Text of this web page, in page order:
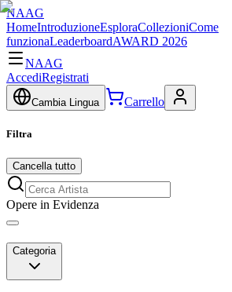
NAAG
HomeIntroduzioneEsploraCollezioniCome
funzionaLeaderboardAWARD 2026
NAAG
AccediRegistrati
Cambia Lingua Carrello
Filtra
Cancella tutto
Opere in Evidenza
Categoria